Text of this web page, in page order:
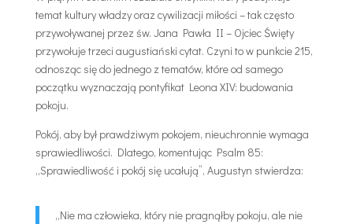
temat kultury władzy oraz cywilizacji miłości – tak często
przywoływanej przez św. Jana Pawła II – Ojciec Święty
przywołuje trzeci augustiański cytat. Czyni to w punkcie 215,
odnosząc się do jednego z tematów, które od samego
początku wyznaczają pontyfikat Leona XIV: budowania
pokoju.
Pokój, aby był prawdziwym pokojem, nieuchronnie wymaga
sprawiedliwości. Dlatego, komentując Psalm 85:
„Sprawiedliwość i pokój się ucałują”, Augustyn stwierdza:
„Nie ma człowieka, który nie pragnąłby pokoju, ale nie